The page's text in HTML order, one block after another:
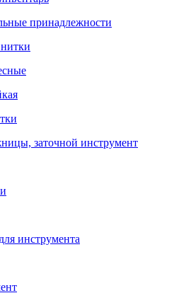
принадлежности
заточной инструмент
инструмента